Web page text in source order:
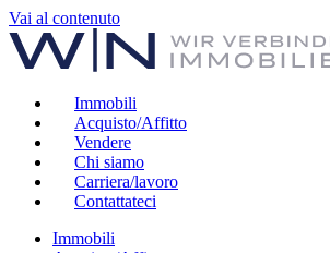
Vai al contenuto
Immobili
Acquisto/Affitto
Vendere
Chi siamo
Carriera/lavoro
Contattateci
Immobili